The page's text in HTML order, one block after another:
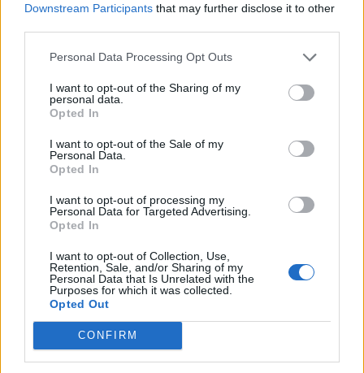
Downstream Participants that may further disclose it to other
Personal Data Processing Opt Outs
I want to opt-out of the Sharing of my
personal data.
Opted In
I want to opt-out of the Sale of my
Personal Data.
Opted In
I want to opt-out of processing my
Personal Data for Targeted Advertising.
Opted In
I want to opt-out of Collection, Use,
Retention, Sale, and/or Sharing of my
Personal Data that Is Unrelated with the
Purposes for which it was collected.
Opted Out
CONFIRM
🔥 Trending